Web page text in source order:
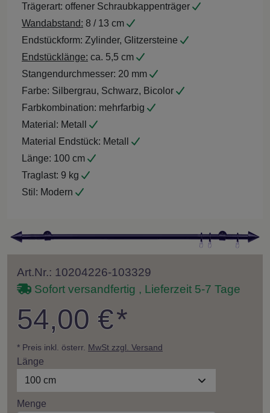
Trägerart: offener Schraubkappenträger
Wandabstand: 8 / 13 cm
Endstückform: Zylinder, Glitzersteine
Endstücklänge: ca. 5,5 cm
Stangendurchmesser: 20 mm
Farbe: Silbergrau, Schwarz, Bicolor
Farbkombination: mehrfarbig
Material: Metall
Material Endstück: Metall
Länge: 100 cm
Traglast: 9 kg
Stil: Modern
Art.Nr.: 10204226-103329
Sofort versandfertig , Lieferzeit 5-7 Tage
54,00 €*
* Preis inkl. österr. MwSt zzgl. Versand
Länge
100 cm
Menge